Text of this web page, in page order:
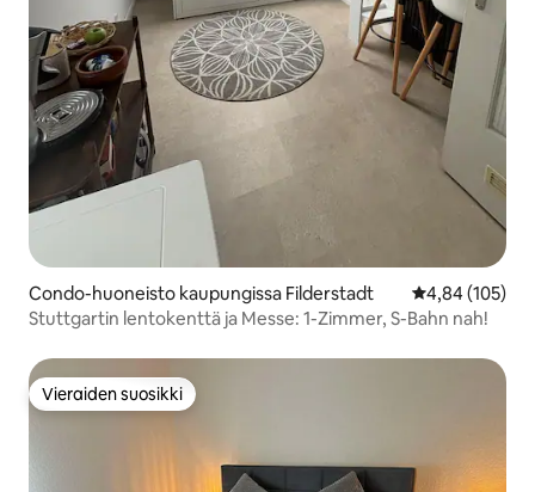
Condo-huoneisto kaupungissa Filderstadt
4,84 (105)
Stuttgartin lentokenttä ja Messe: 1-Zimmer, S-Bahn nah!
Vieraiden suosikki
Vieraiden suosikki